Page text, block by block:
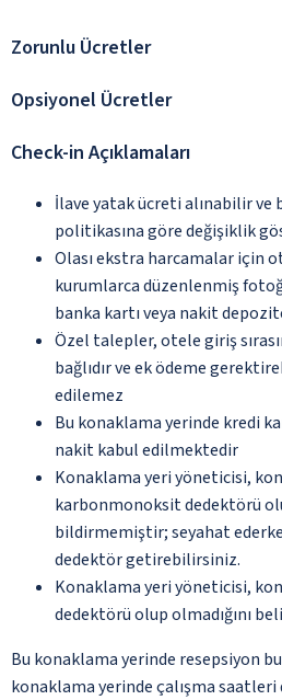
Zorunlu Ücretler
Opsiyonel Ücretler
Check-in Açıklamaları
İlave yatak ücreti alınabilir ve
politikasına göre değişiklik
Olası ekstra harcamalar için
kurumlarca düzenlenmiş
banka kartı veya nakit
Özel talepler, otele giriş
bağlıdır ve ek ödeme
edilemez
Bu konaklama yerinde kredi
nakit kabul edilmektedir
Konaklama yeri yöneticisi,
karbonmonoksit dedektörü
bildirmemiştir; seyahat
dedektör getirebilirsiniz.
Konaklama yeri yöneticisi,
dedektörü olup olmadığını
Bu konaklama yerinde resepsiyon
konaklama yerinde çalışma saatleri